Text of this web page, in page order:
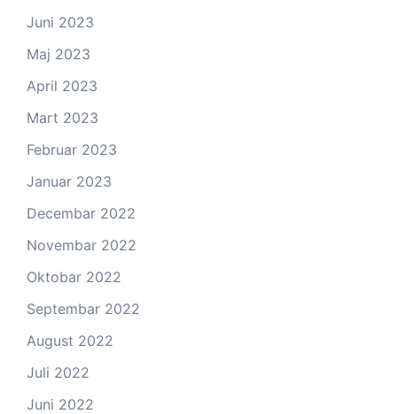
Juni 2023
Maj 2023
April 2023
Mart 2023
Februar 2023
Januar 2023
Decembar 2022
Novembar 2022
Oktobar 2022
Septembar 2022
August 2022
Juli 2022
Juni 2022